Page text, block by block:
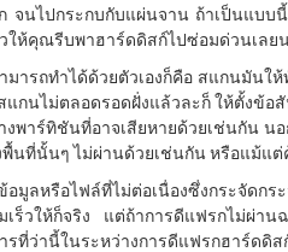
จนไปกระกบกับแผ่นจาน ถ้าเป็นแบบ
วให้คุณรีบพาฮาร์ดดิสก์ไปซ่อมด่วนเลย
รถทำได้ด้วยตัวเองก็คือ สแกนมันใ
กนไม่ตลอดรอดฝั่งแล้วละก็ ให้ตั้งข้
งพาร์ทิชันที่อาจเสียหายด้วยเช่นกัน
ที่นั้นๆ ไม่ผ่านด้วยเช่นกัน หรือแม้แต่
รือไฟล์ที่ไม่ต่อเนื่องซึ่งกระจัดกระ
เร็วให้ก็จริง แต่ถ้าการดีแฟรกไม่ผ่
ที่ว่านี้ในระหว่างการดีแฟรกฮาร์ด